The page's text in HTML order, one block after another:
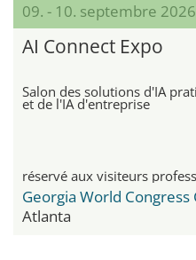
09. - 10. septembre 2026
AI Connect Expo
Salon des solutions d'IA
et de l'IA d'entreprise
réservé aux visiteurs
Georgia World Congress
Atlanta